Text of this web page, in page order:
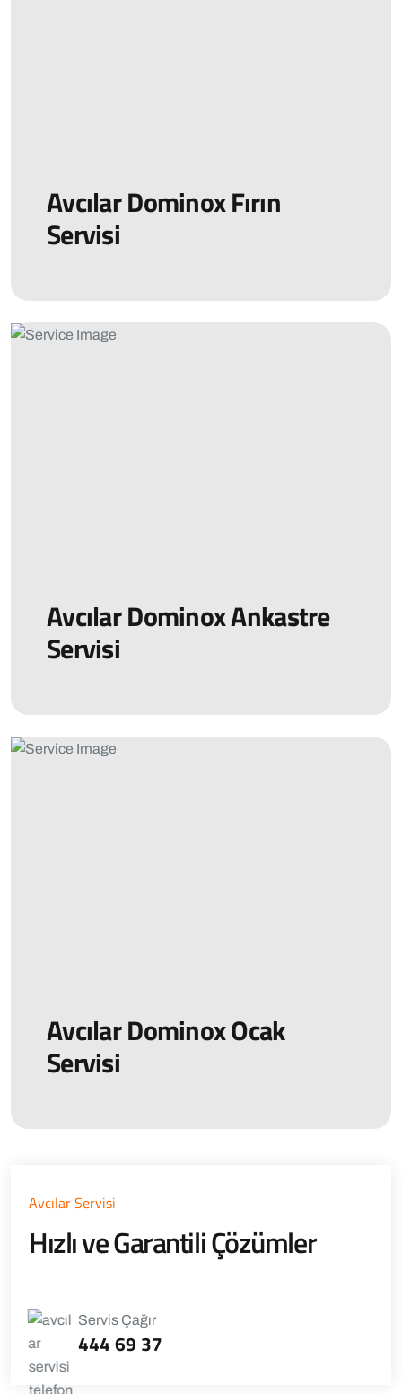
Avcılar Dominox Fırın
Servisi
Avcılar Dominox Ankastre
Servisi
Avcılar Dominox Ocak
Servisi
Avcılar Servisi
Hızlı ve Garantili Çözümler
Servis Çağır
444 69 37